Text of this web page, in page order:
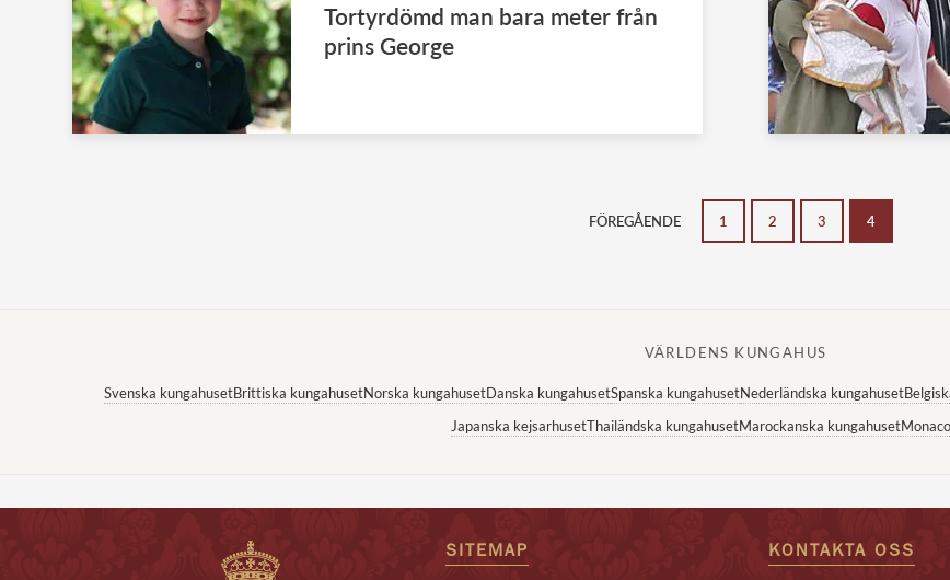
Tortyrdömd man bara meter från
prins George
FÖREGÅENDE 1 2 3 4
VÄRLDENS KUNGAHUS
Svenska kungahusetBrittiska kungahusetNorska kungahusetDanska kungahusetSpanska kungahusetNederländska kungahuset
Japanska kejsarhusetThailändska kungahusetMarockanska kungahuset
SITEMAP KONTAKTA OSS